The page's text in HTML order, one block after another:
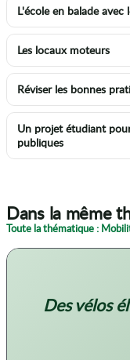
L'école en balade avec
Les locaux moteurs
Réviser les bonnes
Un projet étudiant
publiques
Dans la même
Toute la thématique :
Des vélos